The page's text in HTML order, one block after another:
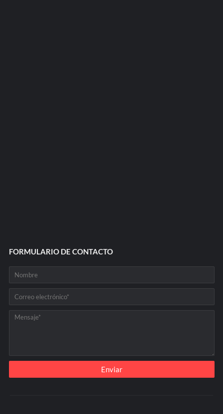
FORMULARIO DE CONTACTO